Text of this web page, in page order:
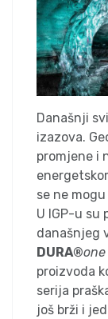
Današnji
izazova.
promjene i
se ne
U IGP-u su
današnjeg
DURA®one
proizvoda
serija
još brži i